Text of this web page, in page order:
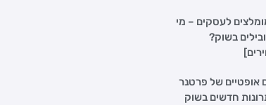
לעסקים – מי
בשוק?
אופטיים של פרטנר
חדשים בשוק